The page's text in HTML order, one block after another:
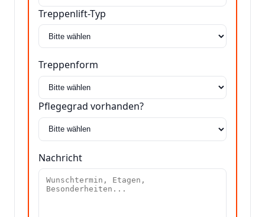
Treppenlift-Typ
Treppenform
Pflegegrad vorhanden?
Nachricht